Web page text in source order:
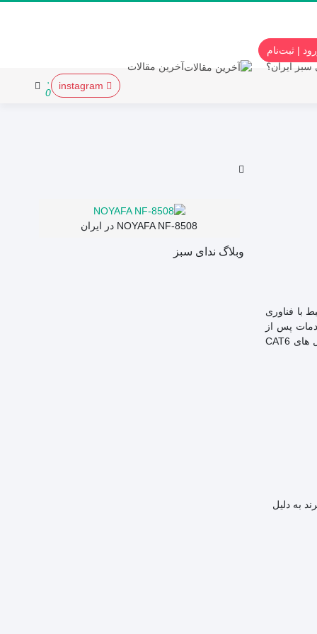
| ثبت‌نام
سبز ایران؟
آخرین مقالات
0
با فناوری
پس از
فروش تجهیزات شبکه و فیبر نوری فعالیت دارد. سریک سوکت های مختلف شبکه از جمله سوکت مژولارCAT6 UTP را ارائه می دهد که با کابل های CAT6
به دلیل
NOYAFA NF-8508 در ایران
وبلاگ ندای سبز